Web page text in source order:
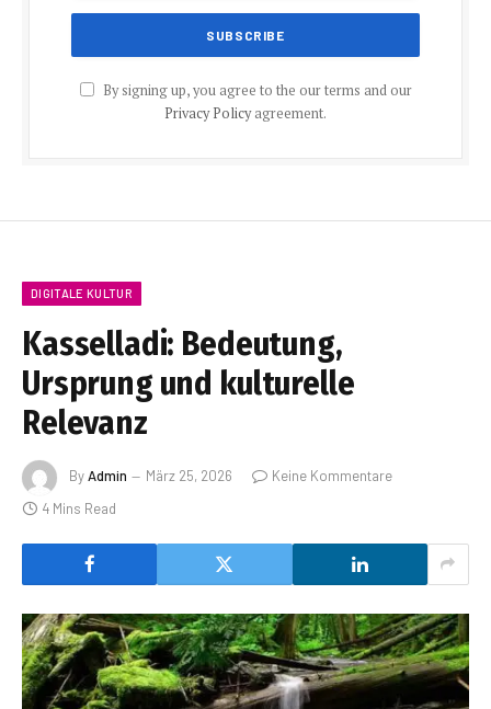
By signing up, you agree to the our terms and our
Privacy Policyagreement.
DIGITALE KULTUR
Kasselladi: Bedeutung,
Ursprung und kulturelle
Relevanz
ByAdmin März 25, 2026
Keine Kommentare
4 Mins Read